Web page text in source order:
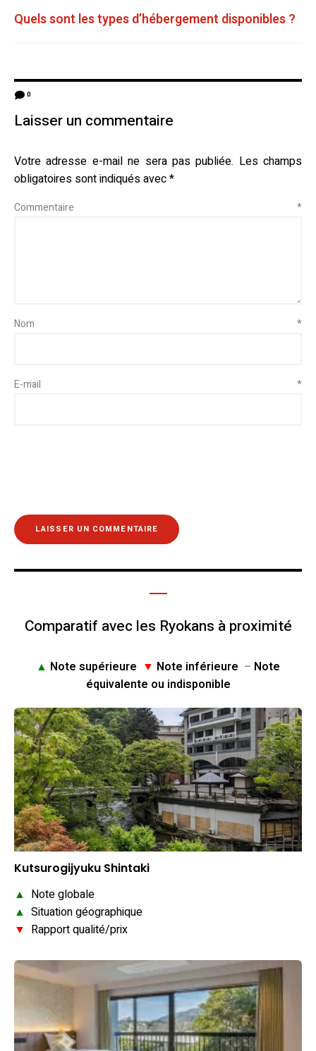
Quels sont les types d’hébergement disponibles ?
0
Laisser un commentaire
Votre adresse e-mail ne sera pas publiée. Les champs
obligatoires sont indiqués avec*
Commentaire *
Nom *
E-mail *
Comparatif avec les Ryokans à proximité
▲ Note supérieure ▼ Note inférieure – Note
équivalente ou indisponible
Kutsurogijyuku Shintaki
▲ Note globale
▲ Situation géographique
▼ Rapport qualité/prix